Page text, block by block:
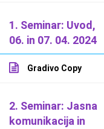
1. Seminar: Uvod,
06. in 07. 04. 2024
Gradivo Copy
2. Seminar: Jasna
komunikacija in